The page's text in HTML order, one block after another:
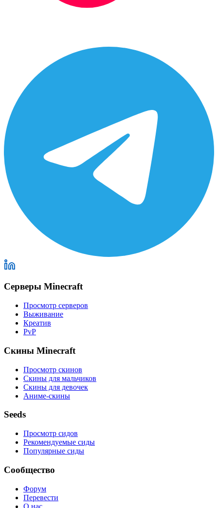
Серверы Minecraft
Просмотр серверов
Выживание
Креатив
PvP
Скины Minecraft
Просмотр скинов
Скины для мальчиков
Скины для девочек
Аниме-скины
Seeds
Просмотр сидов
Рекомендуемые сиды
Популярные сиды
Сообщество
Форум
Перевести
О нас